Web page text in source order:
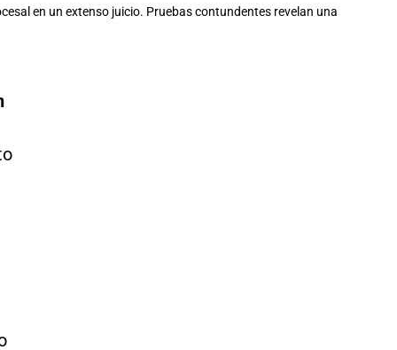
en un extenso juicio. Pruebas contundentes revelan una